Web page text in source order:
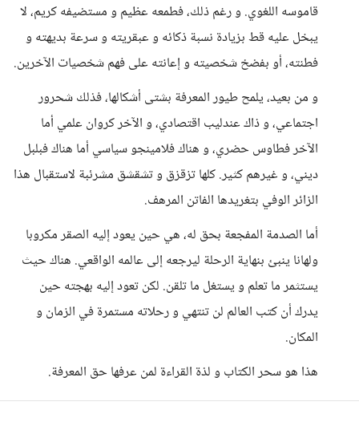
قاموسه اللغوي. و رغم ذلك، فطمعه عظيم و مستضيفه كريم، لا
يبخل عليه قط بزيادة نسبة ذكائه و عبقريته و سرعة بديهته و
فطنته، أو بفضخ شخصيته و إعانته على فهم شخصيات الآخرين.
و من بعيد، يلمح طيور المعرفة بشتى أشكالها، فذلك شحرور
اجتماعي، و ذاك عندليب اقتصادي، و الآخر كروان علمي أما
الآخر فطاوس حضري، و هناك فلامينجو سياسي أما هناك فبلبل
ديني، و غيرهم كثير. كلها تزقزق و تشقشق مشرئبة لاستقبال هذا
الزائر الوفي بتغريدها الفاتن المرهف.
أما الصدمة المفجعة بحق له، هي حين يعود إليه الصقر مكروبا
ولهانا ينبئ بنهاية الرحلة ليرجعه إلى عالمه الواقعي. هناك حيث
يستثمر ما تعلم و يستغل ما تلقن. لكن تعود إليه بهجته حين
يدرك أن كتب العالم لن تنتهي و رحلاته مستمرة في الزمان و
المكان.
هذا هو سحر الكتاب و لذة القراءة لمن عرفها حق المعرفة.